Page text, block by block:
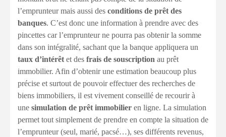
l’emprunteur mais aussi des conditions de prêt des
banques. C’est donc une information à prendre avec des
pincettes car l’emprunteur ne pourra pas obtenir la somme
dans son intégralité, sachant que la banque appliquera un
taux d’intérêt et des frais de souscription au prêt
immobilier. Afin d’obtenir une estimation beaucoup plus
précise et surtout de pouvoir effectuer des recherches de
biens immobiliers, il est vivement conseillé de recourir à
une simulation de prêt immobilier en ligne. La simulation
permet tout simplement de prendre en compte la situation de
l’emprunteur (seul, marié, pacsé…), ses différents revenus,